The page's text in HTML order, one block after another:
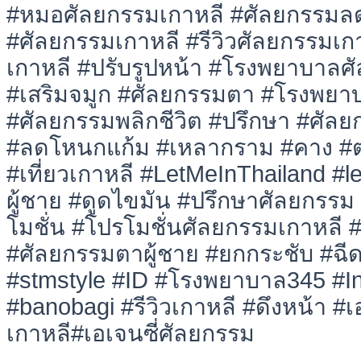
#หมอศัลยกรรมเกาหลี #ศัลยกรรม
#ศัลยกรรมเกาหลี #รีวิวศัลยกรรมเ
เกาหลี #ปรับรูปหน้า #โรงพยาบาล
#เสริมจมูก #ศัลยกรรมตา #โรงพยา
#ศัลยกรรมพลิกชีวิต #ปรึกษา #ศัลย
#ลดโหนกแก้ม #เหลากราม #คาง
#เที่ยวเกาหลี #LetMeInThailand
ผู้ชาย #ดูดไขมัน #ปรึกษาศัลยกรรม
โมชั่น #โปรโมชั่นศัลยกรรมเกาหลี
#ศัลยกรรมตาผู้ชาย #ยกกระชับ #
#stmstyle #ID #โรงพยาบาล345
#banobagi #รีวิวเกาหลี #ดึงหน้า #
เกาหลี#เอเจนซี่ศัลยกรรม